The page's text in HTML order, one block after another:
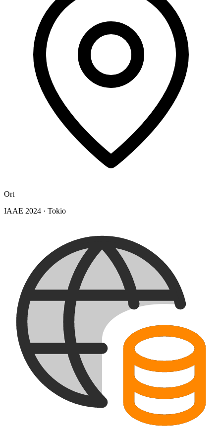
Ort
IAAE 2024 · Tokio